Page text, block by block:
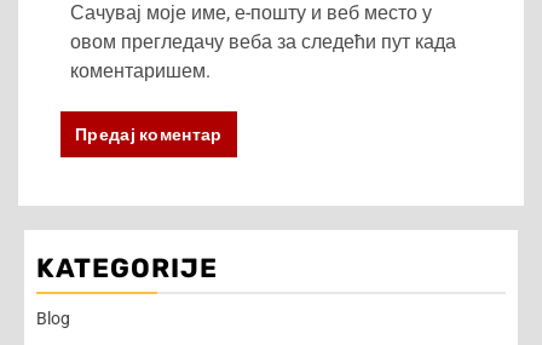
Сачувај моје име, е-пошту и веб место у
овом прегледачу веба за следећи пут када
коментаришем.
KATEGORIJE
Blog